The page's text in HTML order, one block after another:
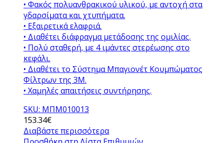
• Φακός πολυανθρακικού υλικού, με αντοχή στα
γδαρσίματα και χτυπήματα.
• Εξαιρετικά ελαφριά.
• Διαθέτει διάφραγμα μετάδοσης της ομιλίας.
• Πολύ σταθερή, με 4 ιμάντες στερέωσης στο
κεφάλι.
• Διαθέτει το Σύστημα Μπαγιονέτ Κουμπώματος
Φίλτρων της 3Μ.
• Χαμηλές απαιτήσεις συντήρησης.
SKU: ΜΠΜ010013
153.34€
Διαβάστε περισσότερα